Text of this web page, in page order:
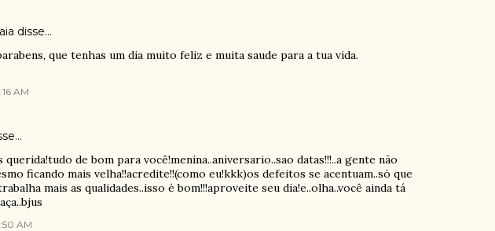
disse…
que tenhas um dia muito feliz e muita saude para a tua vida.
AM
querida!tudo de bom para você!menina..aniversario..sao datas!!!..a gente não
ficando mais velha!!acredite!!(como eu!kkk)os defeitos se acentuam..só que
mais as qualidades..isso é bom!!!aproveite seu dia!e..olha..você ainda tá
AM